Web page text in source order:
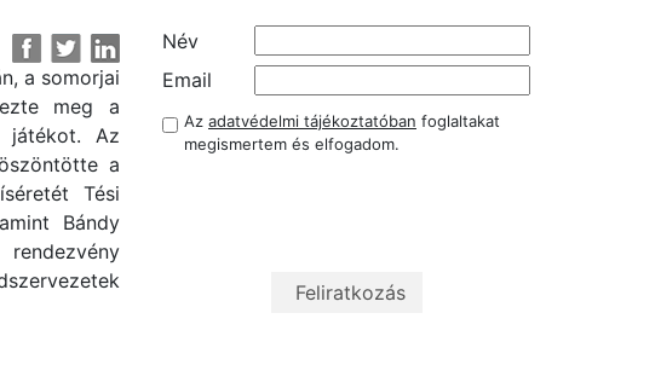
a somorjai
meg a
játékot. Az
a
Tési
Bándy
Név
Email
Az adatvédelmi tájékoztatóban foglaltakat
megismertem és elfogadom.